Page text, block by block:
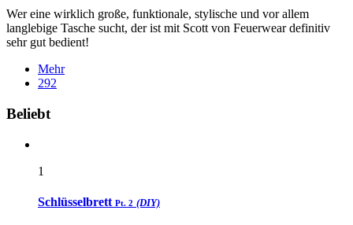
Wer eine wirklich große, funktionale, stylische und vor allem
langlebige Tasche sucht, der ist mit Scott von Feuerwear definitiv
sehr gut bedient!
Mehr
292
Widgets
Beliebt
1
Schlüsselbrett Pt. 2 (DIY)